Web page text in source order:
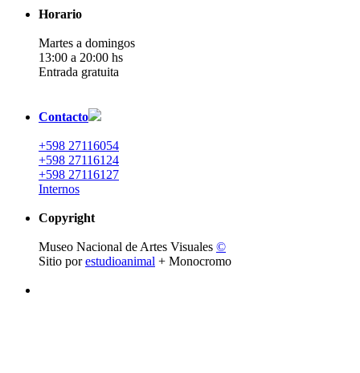
Horario
Martes a domingos
13:00 a 20:00 hs
Entrada gratuita
Contacto
+598 27116054
+598 27116124
+598 27116127
Internos
Copyright
Museo Nacional de Artes Visuales ©
Sitio porestudioanimal + Monocromo